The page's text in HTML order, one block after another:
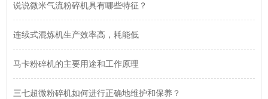
说说微米气流粉碎机具有哪些特征？
连续式混炼机生产效率高，耗能低
马卡粉碎机的主要用途和工作原理
三七超微粉碎机如何进行正确地维护和保养？